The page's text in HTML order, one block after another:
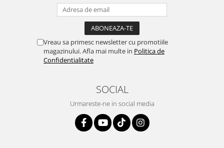
Vreau sa primesc newsletter cu promotiile
magazinului. Afla mai multe in Politica de
Confidentialitate
SOCIAL
Urmareste-ne in social media